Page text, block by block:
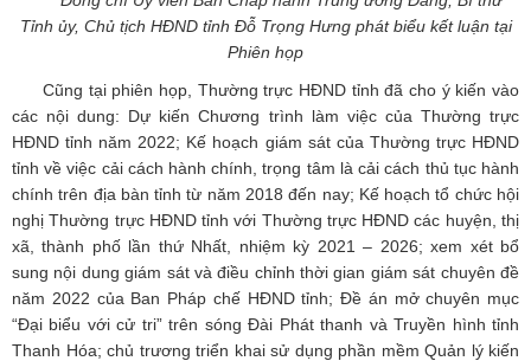
Tỉnh ủy, Chủ tịch HĐND tỉnh Đỗ Trọng Hưng phát biểu kết luận tại
Phiên họp
Cũng tại phiên họp, Thường trực HĐND tỉnh đã cho ý kiến vào
các nội dung: Dự kiến Chương trình làm việc của Thường trực
HĐND tỉnh năm 2022; Kế hoạch giám sát của Thường trực HĐND
tỉnh về việc cải cách hành chính, trọng tâm là cải cách thủ tục hành
chính trên địa bàn tỉnh từ năm 2018 đến nay; Kế hoạch tổ chức hội
nghị Thường trực HĐND tỉnh với Thường trực HĐND các huyện, thị
xã, thành phố lần thứ Nhất, nhiệm kỳ 2021 – 2026; xem xét bổ
sung nội dung giám sát và điều chỉnh thời gian giám sát chuyên đề
năm 2022 của Ban Pháp chế HĐND tỉnh; Đề án mở chuyên mục
“Đại biểu với cử tri” trên sóng Đài Phát thanh và Truyền hình tỉnh
Thanh Hóa; chủ trương triển khai sử dụng phần mềm Quản lý kiến